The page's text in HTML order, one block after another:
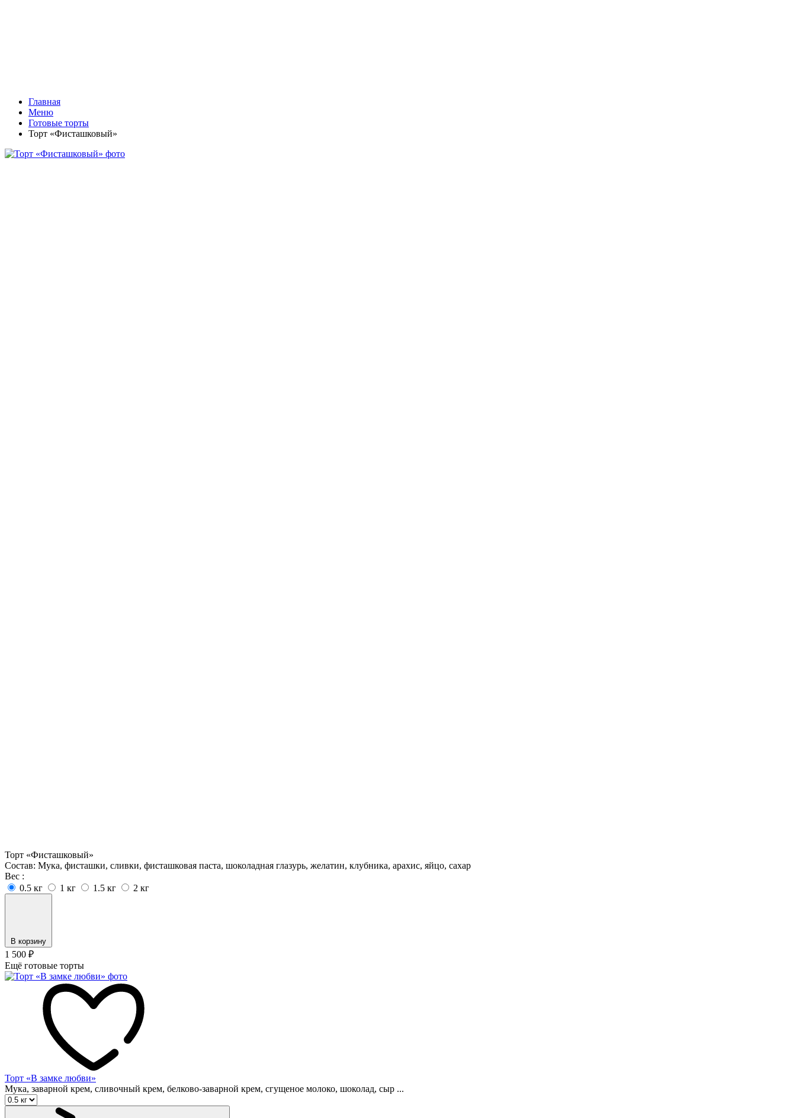
Главная
Меню
Готовые торты
Торт «Фисташковый»
Торт «Фисташковый»
Состав: Мука, фисташки, сливки, фисташковая паста, шоколадная глазурь, желатин, клубника, арахис, яйцо, сахар
Вес :
0.5 кг
1 кг 1.5 кг 2 кг
В корзину
1 500 ₽
Ещё готовые торты
Торт «В замке любви»
Мука, заварной крем, сливочный крем, белково-заварной крем, сгущеное молоко, шоколад, сыр ...